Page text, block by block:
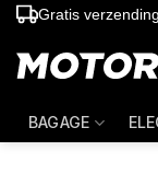
Ga
inhoud
Gratis
BAGAGE